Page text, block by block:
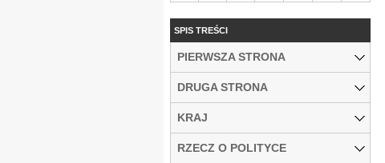
SPIS TREŚCI
PIERWSZA STRONA
DRUGA STRONA
KRAJ
RZECZ O POLITYCE